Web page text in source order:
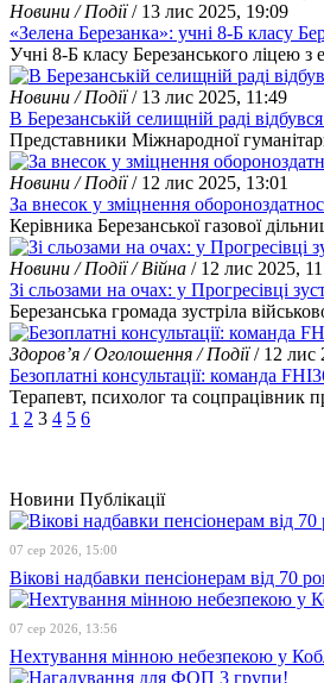
Новини / Події/ 13 лис 2025, 19:09
«Зелена Березанка»: учні 8-Б класу
Учні 8-Б класу Березанського ліцею
Новини / Події/ 13 лис 2025, 11:49
В Березанській селищній раді
Представники Міжнародної
Новини / Події/ 12 лис 2025, 13:01
За внесок у зміцнення
Керівника Березанської газової
Новини / Події / Війна / 12 лис 2025,
Зі сльозами на очах: у Прогресівці
Березанська громада зустріла
Здоров’я / Оголошення / Події/ 12 лис
Безоплатні консультації: команда
Терапевт, психолог та соцпрацівник
1 2 3 4 5 6
Новини Публікації
07 сер 2026, 15:00
Вікові надбавки пенсіонерам від 70
07 сер 2026, 13:56
Нехтування мінною небезпекою у